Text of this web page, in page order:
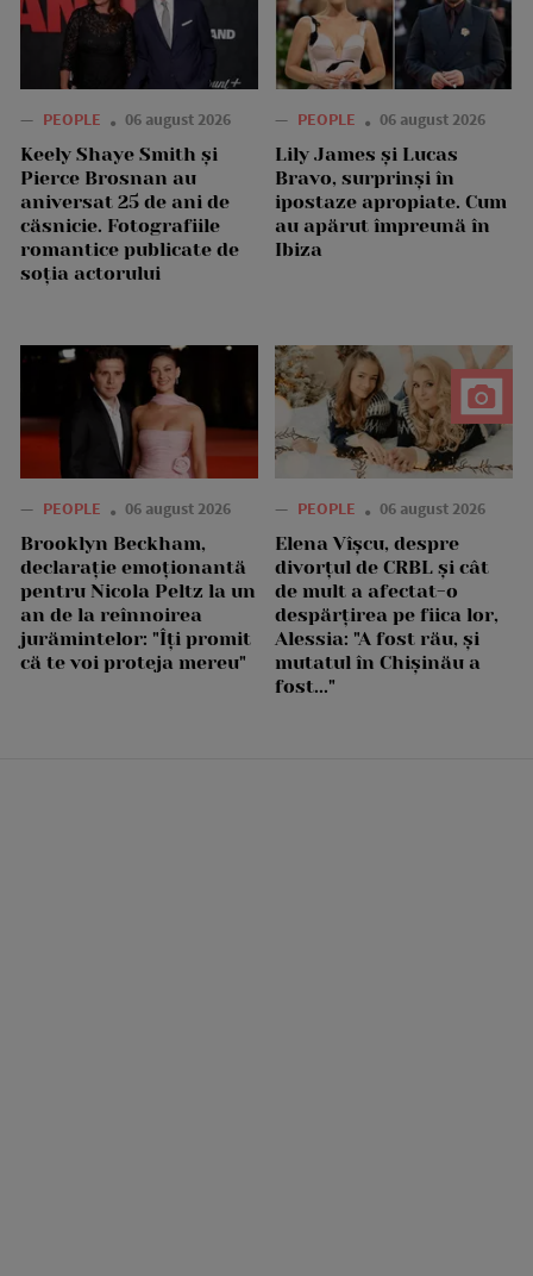
— PEOPLE 06 august 2026
Keely Shaye Smith și
Pierce Brosnan au
aniversat 25 de ani de
căsnicie. Fotografiile
romantice publicate de
soția actorului
— PEOPLE 06 august 2026
Lily James și Lucas
Bravo, surprinși în
ipostaze apropiate. Cum
au apărut împreună în
Ibiza
— PEOPLE 06 august 2026
Brooklyn Beckham,
declarație emoționantă
pentru Nicola Peltz la un
an de la reînnoirea
jurămintelor: "Îți promit
că te voi proteja mereu"
— PEOPLE 06 august 2026
Elena Vîșcu, despre
divorțul de CRBL și cât
de mult a afectat-o
despărțirea pe fiica lor,
Alessia: "A fost rău, și
mutatul în Chișinău a
fost..."